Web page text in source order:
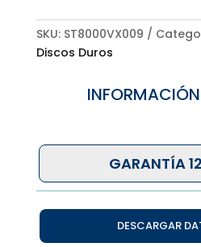
SKU: ST8000VX009
Discos Duros
GARANTÍA
DESCARGAR